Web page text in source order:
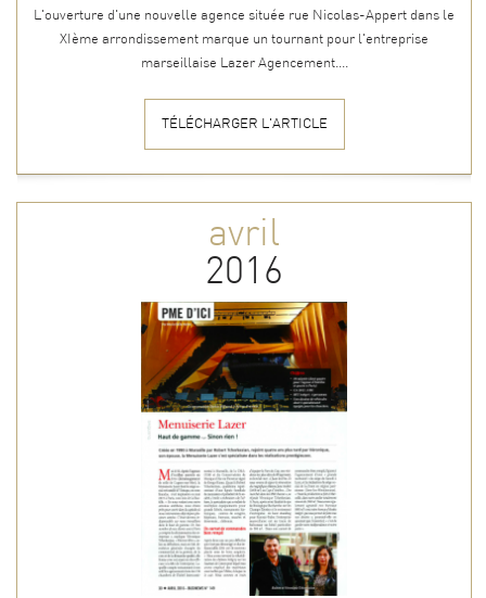
L'ouverture d'une nouvelle agence située rue Nicolas-Appert dans le
XIème arrondissement marque un tournant pour l'entreprise
marseillaise Lazer Agencement....
TÉLÉCHARGER L'ARTICLE
avril
2016